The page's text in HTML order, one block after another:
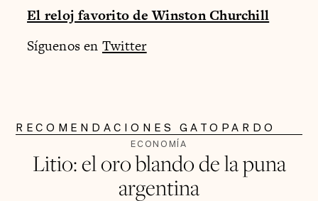
El reloj favorito de Winston Churchill
Síguenos en Twitter
RECOMENDACIONES GATOPARDO
ECONOMÍA
Litio: el oro blando de la puna
argentina